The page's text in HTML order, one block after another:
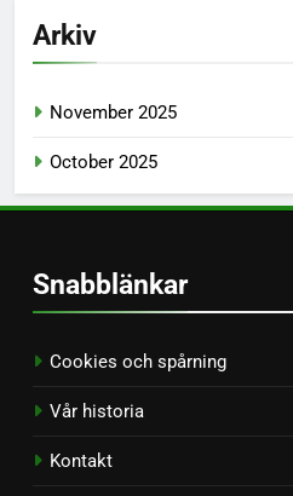
Arkiv
November 2025
October 2025
Snabblänkar
Cookies och spårning
Vår historia
Kontakt